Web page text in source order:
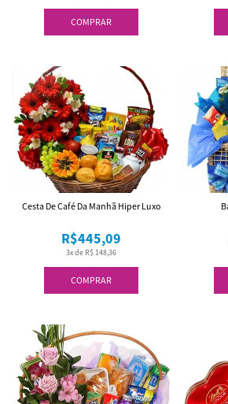
COMPRAR
COMPRAR
3x de R$ 148,36
R$445,09
Cesta De Café Da Manhã Hiper Luxo